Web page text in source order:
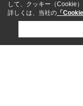
して、クッキー（Cookie
詳しくは、当社の 「